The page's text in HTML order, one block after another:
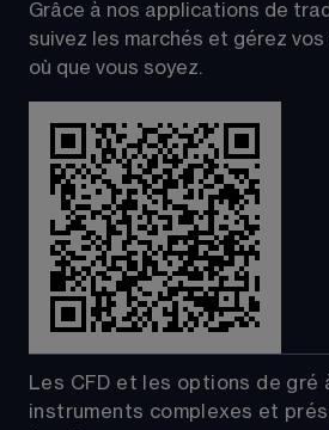
Grâce à nos applications de
suivez les marchés et gérez
où que vous soyez.
Les CFD et les options de gré
instruments complexes et